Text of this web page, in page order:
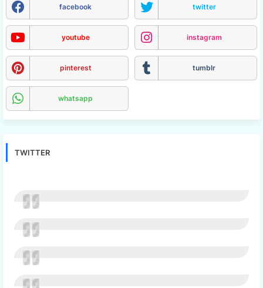
facebook twitter
youtube instagram
pinterest tumblr
whatsapp
TWITTER